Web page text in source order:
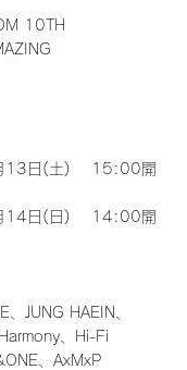
10TH
13日(土)　 15:00開
14日(日)　 14:00開
、JUNG HAEIN、
、Hi-Fi
、AxMxP